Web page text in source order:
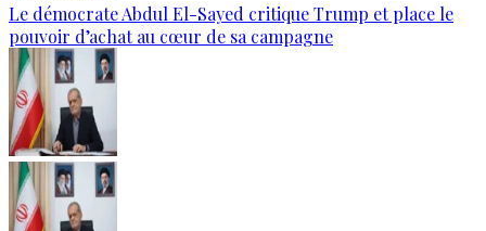
Le démocrate Abdul El-Sayed critique Trump et place le
pouvoir d’achat au cœur de sa campagne